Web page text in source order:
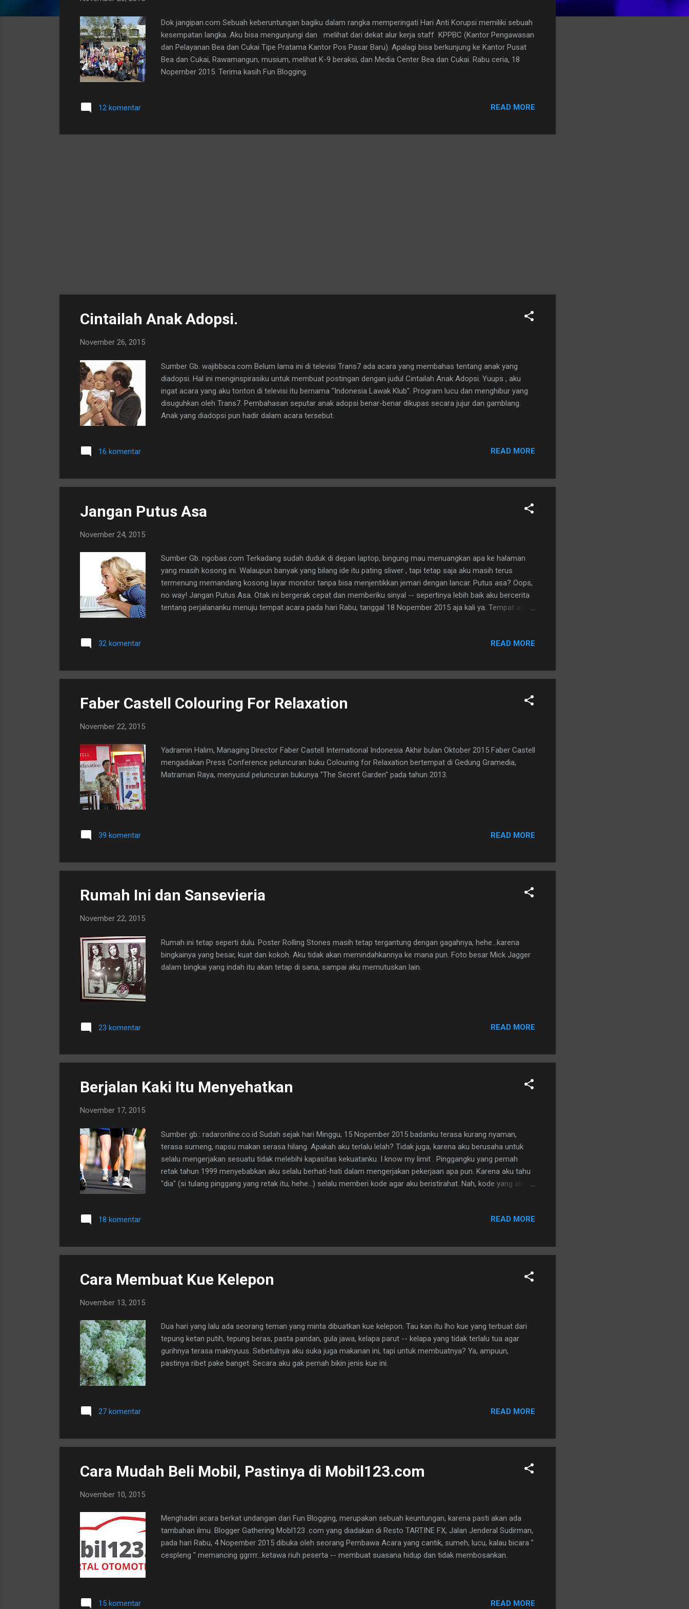
Dok jangipan.com Sebuah keberuntungan bagiku dalam rangka memperingati Hari Anti Korupsi memiliki sebuah
kesempatan langka. Aku bisa mengunjungi dan melihat dari dekat alur kerja staff KPPBC (Kantor Pengawasan
dan Pelayanan Bea dan Cukai Tipe Pratama Kantor Pos Pasar Baru). Apalagi bisa berkunjung ke Kantor Pusat
Bea dan Cukai, Rawamangun, musium, melihat K-9 beraksi, dan Media Center Bea dan Cukai. Rabu ceria, 18
Nopember 2015. Terima kasih Fun Blogging.
12 komentar READ MORE
Cintailah Anak Adopsi.
November 26, 2015
Sumber Gb. wajibbaca.com Belum lama ini di televisi Trans7 ada acara yang membahas tentang anak yang
diadopsi. Hal ini menginspirasiku untuk membuat postingan dengan judul Cintailah Anak Adopsi. Yuups , aku
ingat acara yang aku tonton di televisi itu bernama "Indonesia Lawak Klub". Program lucu dan menghibur yang
disuguhkan oleh Trans7. Pembahasan seputar anak adopsi benar-benar dikupas secara jujur dan gamblang.
Anak yang diadopsi pun hadir dalam acara tersebut.
16 komentar READ MORE
Jangan Putus Asa
November 24, 2015
Sumber Gb. ngobas.com Terkadang sudah duduk di depan laptop, bingung mau menuangkan apa ke halaman
yang masih kosong ini. Walaupun banyak yang bilang ide itu pating sliwer , tapi tetap saja aku masih terus
termenung memandang kosong layar monitor tanpa bisa menjentikkan jemari dengan lancar. Putus asa? Oops,
no way! Jangan Putus Asa. Otak ini bergerak cepat dan memberiku sinyal -- sepertinya lebih baik aku bercerita
tentang perjalananku menuju tempat acara pada hari Rabu, tanggal 18 Nopember 2015 aja kali ya. Tempat acara
32 komentar
READ MORE
Faber Castell Colouring For Relaxation
November 22, 2015
Yadramin Halim, Managing Director Faber Castell International Indonesia Akhir bulan Oktober 2015 Faber Castell
mengadakan Press Conference peluncuran buku Colouring for Relaxation bertempat di Gedung Gramedia,
Matraman Raya, menyusul peluncuran bukunya "The Secret Garden" pada tahun 2013.
39 komentar READ MORE
Rumah Ini dan Sansevieria
November 22, 2015
Rumah ini tetap seperti dulu. Poster Rolling Stones masih tetap tergantung dengan gagahnya, hehe...karena
bingkainya yang besar, kuat dan kokoh. Aku tidak akan memindahkannya ke mana pun. Foto besar Mick Jagger
dalam bingkai yang indah itu akan tetap di sana, sampai aku memutuskan lain.
23 komentar READ MORE
Berjalan Kaki Itu Menyehatkan
November 17, 2015
Sumber gb.: radaronline.co.id Sudah sejak hari Minggu, 15 Nopember 2015 badanku terasa kurang nyaman,
terasa sumeng, napsu makan serasa hilang. Apakah aku terlalu lelah? Tidak juga, karena aku berusaha untuk
selalu mengerjakan sesuatu tidak melebihi kapasitas kekuatanku. I know my limit . Pinggangku yang pernah
retak tahun 1999 menyebabkan aku selalu berhati-hati dalam mengerjakan pekerjaan apa pun. Karena aku tahu
"dia" (si tulang pinggang yang retak itu, hehe...) selalu memberi kode agar aku beristirahat. Nah, kode yang aku
18 komentar
READ MORE
Cara Membuat Kue Kelepon
November 13, 2015
Dua hari yang lalu ada seorang teman yang minta dibuatkan kue kelepon. Tau kan itu lho kue yang terbuat dari
tepung ketan putih, tepung beras, pasta pandan, gula jawa, kelapa parut -- kelapa yang tidak terlalu tua agar
gurihnya terasa maknyuus. Sebetulnya aku suka juga makanan ini, tapi untuk membuatnya? Ya, ampuun,
pastinya ribet pake banget. Secara aku gak pernah bikin jenis kue ini.
27 komentar READ MORE
Cara Mudah Beli Mobil, Pastinya di Mobil123.com
November 10, 2015
Menghadiri acara berkat undangan dari Fun Blogging, merupakan sebuah keuntungan, karena pasti akan ada
tambahan ilmu. Blogger Gathering Mobl123 .com yang diadakan di Resto TARTINE FX, Jalan Jenderal Sudirman,
pada hari Rabu, 4 Nopember 2015 dibuka oleh seorang Pembawa Acara yang cantik, sumeh, lucu, kalau bicara "
cespleng " memancing ggrrrr...ketawa riuh peserta -- membuat suasana hidup dan tidak membosankan.
15 komentar READ MORE